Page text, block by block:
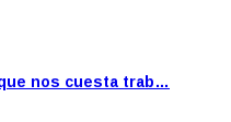
nos cuesta trab…